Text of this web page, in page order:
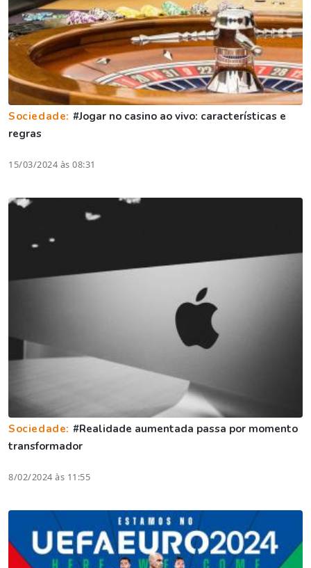
Sociedade: #Jogar no casino ao vivo: características e
regras
15/03/2024 às 08:31
Sociedade: #Realidade aumentada passa por momento
transformador
8/02/2024 às 11:55